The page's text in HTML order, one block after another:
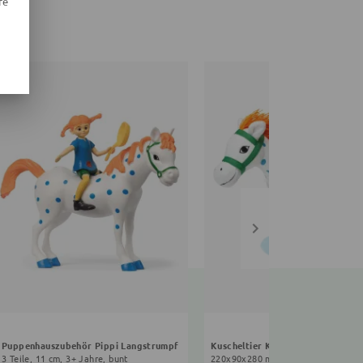
Puppenhauszubehör Pippi Langstrumpf
3 Teile, 11 cm, 3+ Jahre, bunt
Kuscheltier Kleiner Onkel
220x90x280 mm, 22 cm, 0+